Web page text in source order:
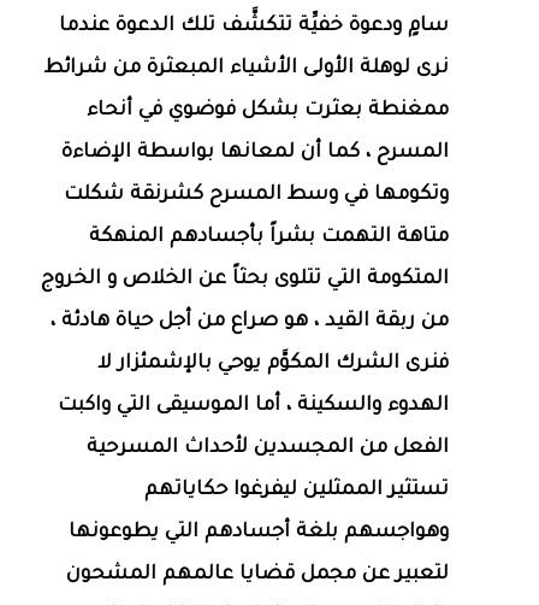
سامٍ ودعوة خفيِّة تتكشَّف تلك الدعوة عندما
نرى لوهلة الأولى الأشياء المبعثرة من شرائط
ممغنطة بعثرت بشكل فوضوي في أنحاء
المسرح ، كما أن لمعانها بواسطة الإضاءة
وتكومها في وسط المسرح كشرنقة شكلت
متاهة التهمت بشراً بأجسادهم المنهكة
المتكومة التي تتلوى بحثاً عن الخلاص و الخروج
من ربقة القيد ، هو صراع من أجل حياة هادئة ،
فنرى الشرك المكوَّم يوحي بالإشمئزار لا
الهدوء والسكينة ، أما الموسيقى التي واكبت
الفعل من المجسدين لأحداث المسرحية
تستثير الممثلين ليفرغوا حكاياتهم
وهواجسهم بلغة أجسادهم التي يطوعونها
لتعبير عن مجمل قضايا عالمهم المشحون